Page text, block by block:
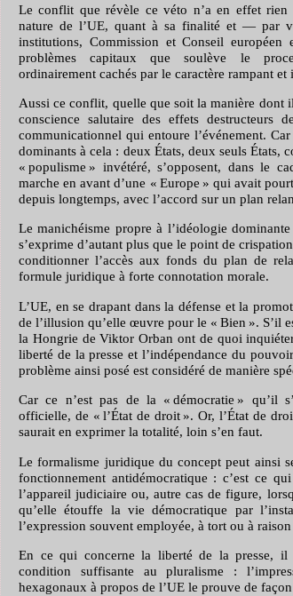
Le conflit que révèle ce véto n’a en effet rien
nature de l’UE, quant à sa finalité et — par
institutions, Commission et Conseil
problèmes capitaux que soulève le
ordinairement cachés par le caractère rampant
Aussi ce conflit, quelle que soit la manière dont
conscience salutaire des effets destructeurs
communicationnel qui entoure l’événement.
dominants à cela : deux États, deux seuls États,
« populisme » invétéré, s’opposent, dans le
marche en avant d’une « Europe » qui avait
depuis longtemps, avec l’accord sur un plan
Le manichéisme propre à l’idéologie
s’exprime d’autant plus que le point de
conditionner l’accès aux fonds du plan de
formule juridique à forte connotation morale.
L’UE, en se drapant dans la défense et la
de l’illusion qu’elle œuvre pour le « Bien ». S’il
la Hongrie de Viktor Orban ont de quoi
liberté de la presse et l’indépendance du
problème ainsi posé est considéré de manière
Car ce n’est pas de la « démocratie » qu’il
officielle, de « l’État de droit ». Or, l’État de
saurait en exprimer la totalité, loin s’en faut.
Le formalisme juridique du concept peut ainsi
fonctionnement antidémocratique : c’est ce
l’appareil judiciaire ou, autre cas de figure,
qu’elle étouffe la vie démocratique par
l’expression souvent employée, à tort ou à
En ce qui concerne la liberté de la presse, il
condition suffisante au pluralisme :
hexagonaux à propos de l’UE le prouve de